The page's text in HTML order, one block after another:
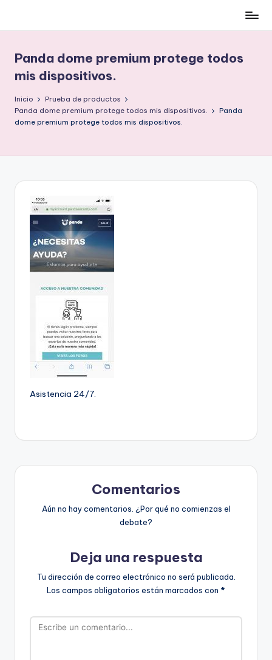
contenido
low-
cost
y
morir
en
Panda dome premium protege todos
mis dispositivos.
Inicio
Prueba de productos
Panda dome premium protege todos mis dispositivos.
Panda
dome premium protege todos mis dispositivos.
Asistencia 24/7.
Comentarios
Aún no hay comentarios. ¿Por qué no comienzas el
debate?
Deja una respuesta
Tu dirección de correo electrónico no será publicada.
Los campos obligatorios están marcados con *